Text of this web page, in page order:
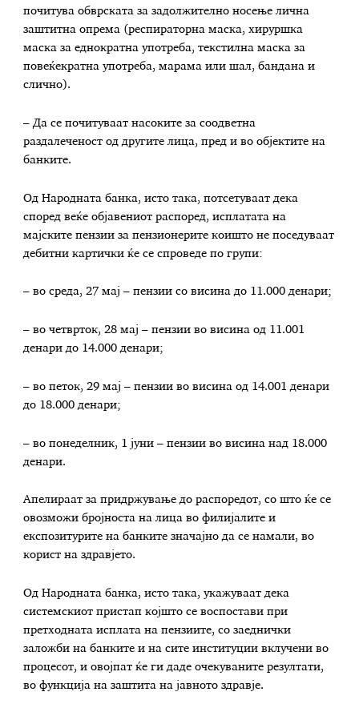
почитува обврската за задолжително носење лична
заштитна опрема (респираторна маска, хируршка
маска за еднократна употреба, текстилна маска за
повеќекратна употреба, марама или шал, бандана и
слично).
– Да се почитуваат насоките за соодветна
раздалеченост од другите лица, пред и во објектите на
банките.
Од Народната банка, исто така, потсетуваат дека
според веќе објавениот распоред, исплатата на
мајските пензии за пензионерите коишто не поседуваат
дебитни картички ќе се спроведе по групи:
– во среда, 27 мај – пензии со висина до 11.000 денари;
– во четврток, 28 мај – пензии во висина од 11.001
денари до 14.000 денари;
– во петок, 29 мај – пензии во висина од 14.001 денари
до 18.000 денари;
– во понеделник, 1 јуни – пензии во висина над 18.000
денари.
Апелираат за придржување до распоредот, со што ќе се
овозможи бројноста на лица во филијалите и
експозитурите на банките значајно да се намали, во
корист на здравјето.
Од Народната банка, исто така, укажуваат дека
системскиот пристап којшто се воспостави при
претходната исплата на пензиите, со заеднички
заложби на банките и на сите институции вклучени во
процесот, и овојпат ќе ги даде очекуваните резултати,
во функција на заштита на јавното здравје.